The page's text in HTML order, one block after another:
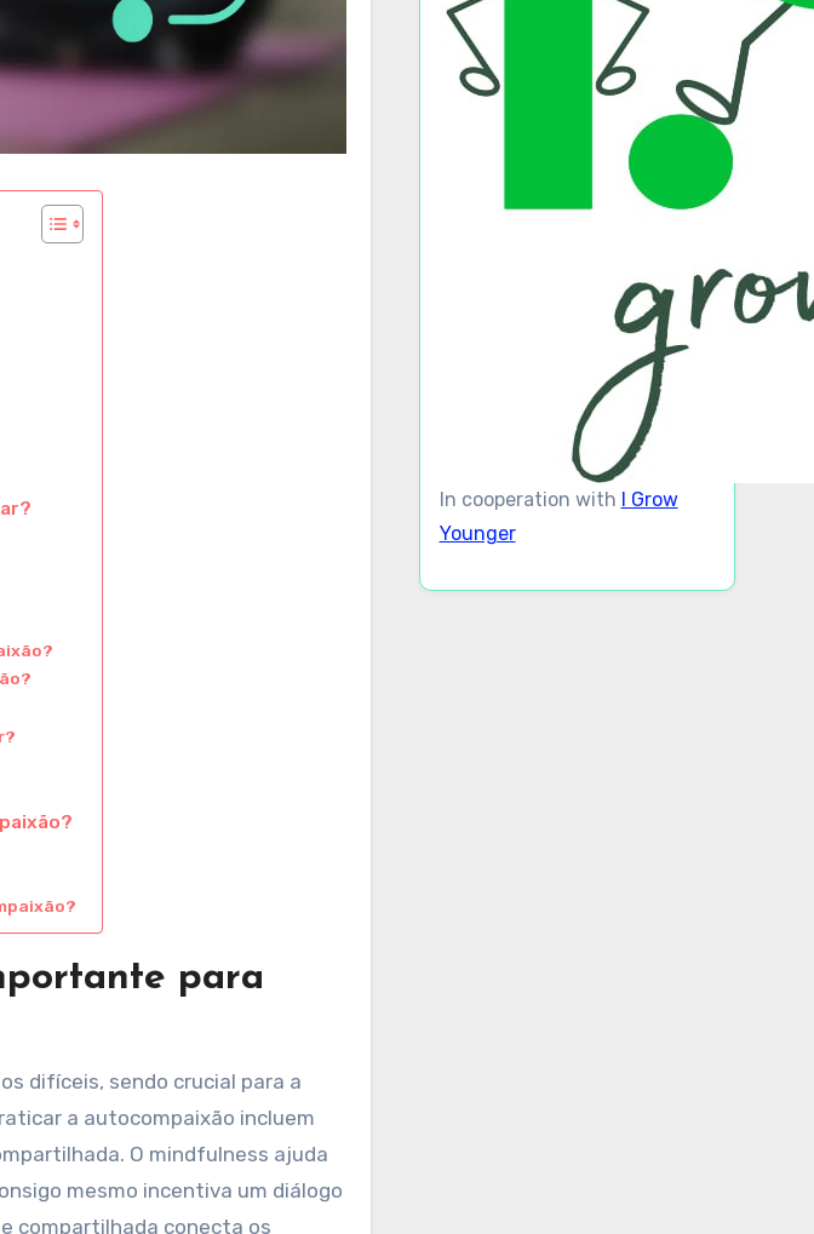
para
difíceis, sendo crucial para a
a autocompaixão incluem
O mindfulness ajuda
mesmo incentiva um diálogo
compartilhada conecta os
In cooperation with I Grow
Younger